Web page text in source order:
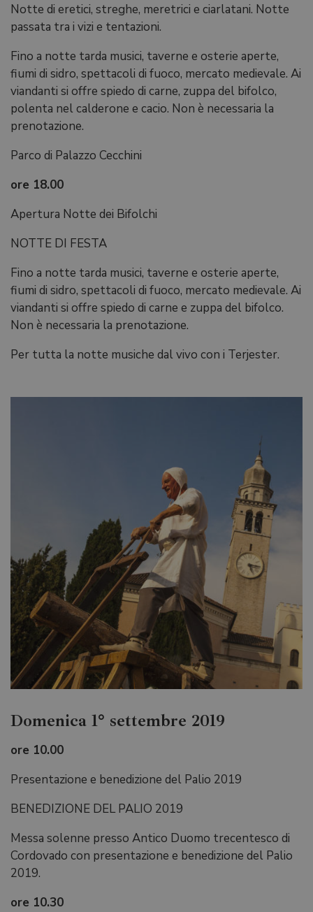
Notte di eretici, streghe, meretrici e ciarlatani. Notte
passata tra i vizi e tentazioni.
Fino a notte tarda musici, taverne e osterie aperte,
fiumi di sidro, spettacoli di fuoco, mercato medievale. Ai
viandanti si offre spiedo di carne, zuppa del bifolco,
polenta nel calderone e cacio. Non è necessaria la
prenotazione.
Parco di Palazzo Cecchini
ore 18.00
Apertura Notte dei Bifolchi
NOTTE DI FESTA
Fino a notte tarda musici, taverne e osterie aperte,
fiumi di sidro, spettacoli di fuoco, mercato medievale. Ai
viandanti si offre spiedo di carne e zuppa del bifolco.
Non è necessaria la prenotazione.
Per tutta la notte musiche dal vivo con i Terjester.
Domenica 1° settembre 2019
ore 10.00
Presentazione e benedizione del Palio 2019
BENEDIZIONE DEL PALIO 2019
Messa solenne presso Antico Duomo trecentesco di
Cordovado con presentazione e benedizione del Palio
2019.
ore 10.30